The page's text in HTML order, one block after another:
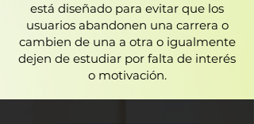
está diseñado para evitar que los
usuarios abandonen una carrera o
cambien de una a otra o igualmente
dejen de estudiar por falta de interés
o motivación.